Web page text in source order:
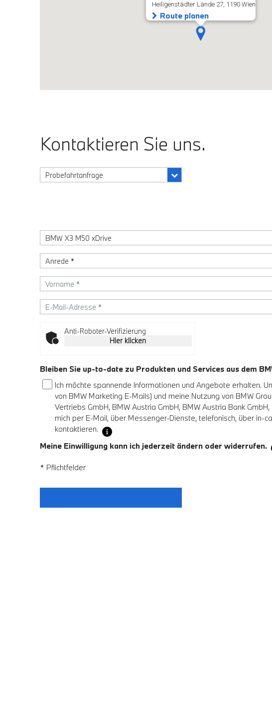
Heiligenstädter Lände 27, 1190 Wien
Route planen
Kontaktieren Sie uns.
Anti-Roboter-Verifizierung
Hier klicken
Bleiben Sie up-to-date zu Produkten und Services aus dem
Ich möchte spannende Informationen und Angebote erhalten.
von BMW Marketing E-Mails) und meine Nutzung von BMW
Vertriebs GmbH, BMW Austria GmbH, BMW Austria Bank
mich per E-Mail, über Messenger-Dienste, telefonisch, über in-
kontaktieren.
Meine Einwilligung kann ich jederzeit ändern oder widerrufen.
* Pflichtfelder